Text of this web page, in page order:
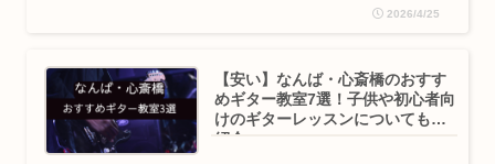
2026/4/25
【安い】なんば・心斎橋のおすす
めギター教室7選！子供や初心者向
けのギターレッスンについてもご
紹介